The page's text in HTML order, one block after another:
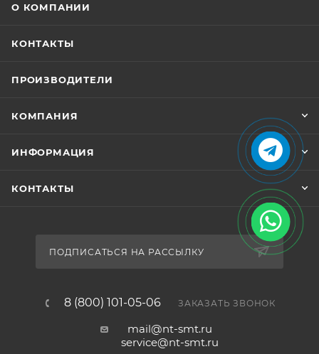
О КОМПАНИИ
КОНТАКТЫ
ПРОИЗВОДИТЕЛИ
КОМПАНИЯ
ИНФОРМАЦИЯ
КОНТАКТЫ
ПОДПИСАТЬСЯ НА РАССЫЛКУ
8 (800) 101-05-06 ЗАКАЗАТЬ ЗВОНОК
mail@nt-smt.ru
service@nt-smt.ru